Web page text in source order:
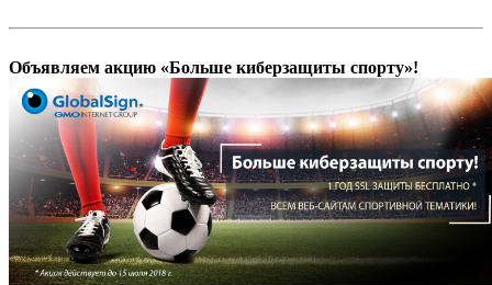
Объявляем акцию «Больше киберзащиты спорту»!